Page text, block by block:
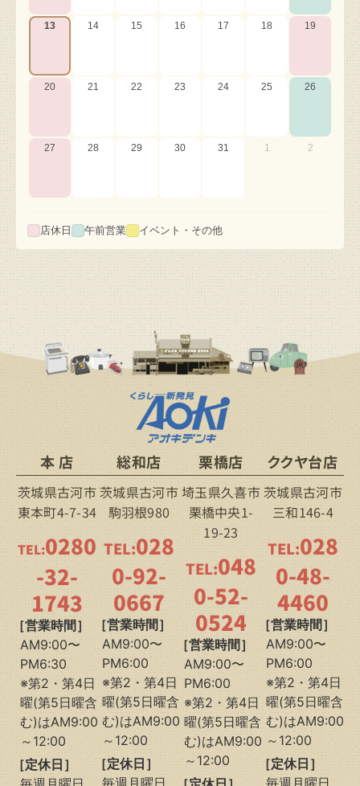
13 14 15 16 17 18 19
20 21 22 23 24 25 26
27 28 29 30 31 1 2
店休日 午前営業 イベント・その他
本 店
茨城県古河市
東本町4-7-34
TEL:0280
-32-
1743
［営業時間］
AM9:00〜
PM6:30
※第2・第4日
曜(第5日曜含
む)はAM9:00
～12:00
［定休日］
総和店
茨城県古河市
駒羽根980
TEL:028
0-92-
0667
［営業時間］
AM9:00〜
PM6:00
※第2・第4日
曜(第5日曜含
む)はAM9:00
～12:00
［定休日］
栗橋店
埼玉県久喜市
栗橋中央1-
19-23
TEL:048
0-52-
0524
［営業時間］
AM9:00〜
PM6:00
※第2・第4日
曜(第5日曜含
む)はAM9:00
～12:00
ククヤ台店
茨城県古河市
三和146-4
TEL:028
0-48-
4460
［営業時間］
AM9:00〜
PM6:00
※第2・第4日
曜(第5日曜含
む)はAM9:00
～12:00
［定休日］